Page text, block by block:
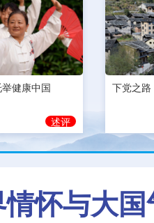
健康中国
述评
下党之路
怀与大国